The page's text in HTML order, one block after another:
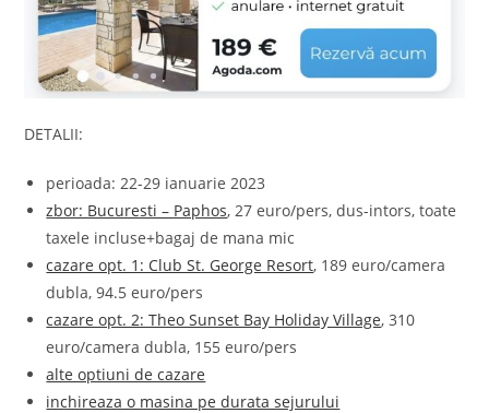
DETALII:
perioada: 22-29 ianuarie 2023
zbor: Bucuresti – Paphos, 27 euro/pers, dus-intors, toate
taxele incluse+bagaj de mana mic
cazare opt. 1: Club St. George Resort, 189 euro/camera
dubla, 94.5 euro/pers
cazare opt. 2: Theo Sunset Bay Holiday Village, 310
euro/camera dubla, 155 euro/pers
alte optiuni de cazare
inchireaza o masina pe durata sejurului